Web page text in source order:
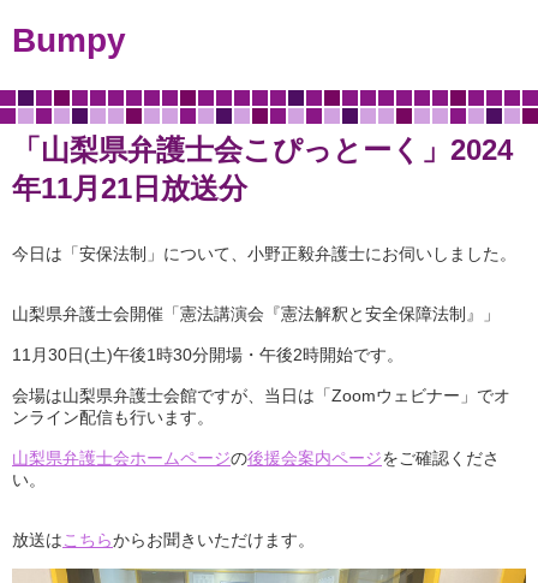
Bumpy
「山梨県弁護士会こぴっとーく」2024
年11月21日放送分
今日は「安保法制」について、小野正毅弁護士にお伺いしました。
山梨県弁護士会開催「憲法講演会『憲法解釈と安全保障法制』」
11月30日(土)午後1時30分開場・午後2時開始です。
会場は山梨県弁護士会館ですが、当日は「Zoomウェビナー」でオ
ンライン配信も行います。
山梨県弁護士会ホームページの後援会案内ページをご確認くださ
い。
放送はこちらからお聞きいただけます。